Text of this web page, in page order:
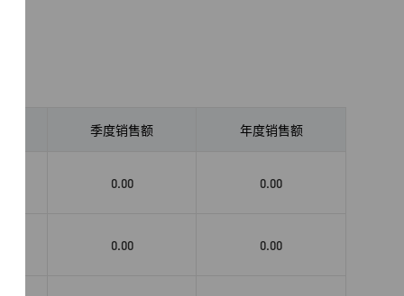
季度销售额 年度销售额
0.00 0.00
0.00 0.00